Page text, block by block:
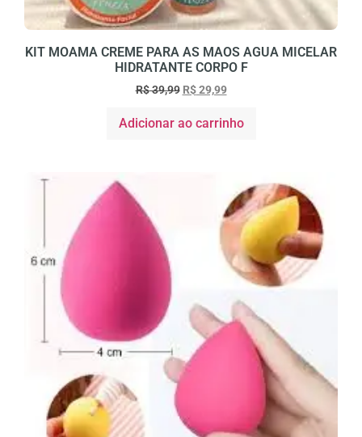
KIT MOAMA CREME PARA AS MAOS AGUA MICELAR
HIDRATANTE CORPO F
R$39,99 R$29,99
Adicionar ao carrinho